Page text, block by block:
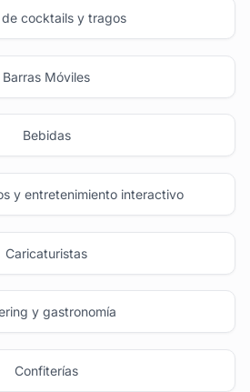
de cocktails y tragos
Barras Móviles
Bebidas
y entretenimiento interactivo
Caricaturistas
y gastronomía
Confiterías